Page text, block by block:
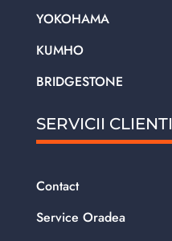
YOKOHAMA
KUMHO
BRIDGESTONE
SERVICII CLIENTI
Contact
Service Oradea